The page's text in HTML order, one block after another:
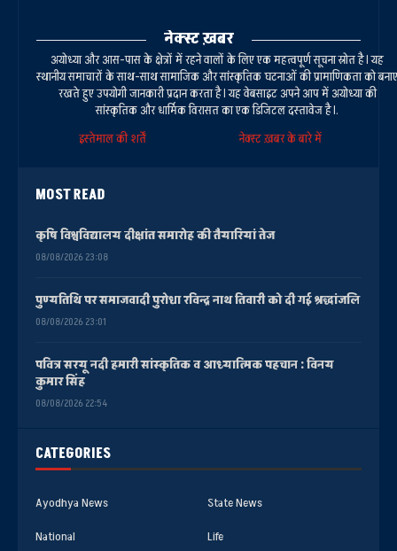
CATEGORIES
Ayodhya News
State News
National
Life
नेक्स्ट ख़बर
अयोध्या और आस-पास के क्षेत्रों में रहने वालों के लिए एक महत्वपूर्ण सूचना स्रोत है। यह
स्थानीय समाचारों के साथ-साथ सामाजिक और सांस्कृतिक घटनाओं की प्रामाणिकता को बनाए
रखते हुए उपयोगी जानकारी प्रदान करता है। यह वेबसाइट अपने आप में अयोध्या की
सांस्कृतिक और धार्मिक विरासत का एक डिजिटल दस्तावेज है।.
इस्तेमाल की शर्तें
नेक्स्ट ख़बर के बारे में
MOST READ
कृषि विश्वविद्यालय दीक्षांत समारोह की तैयारियां तेज
08/08/2026 23:08
पुण्यतिथि पर समाजवादी पुरोधा रविन्द्र नाथ तिवारी को दी गई श्रद्धांजलि
08/08/2026 23:01
पवित्र सरयू नदी हमारी सांस्कृतिक व आध्यात्मिक पहचान : विनय
कुमार सिंह
08/08/2026 22:54